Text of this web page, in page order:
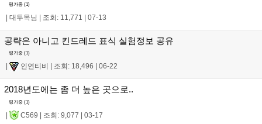
평가중 (1)
| 대두목님 | 조회: 11,771 | 07-13
공략은 아니고 킨드레드 표식 실험정보 공유
평가중 (1)
인연티비 조회: 18,496 06-22
2018년도에는 좀 더 높은 곳으로..
평가중 (1)
| C569 | 조회: 9,077 | 03-17